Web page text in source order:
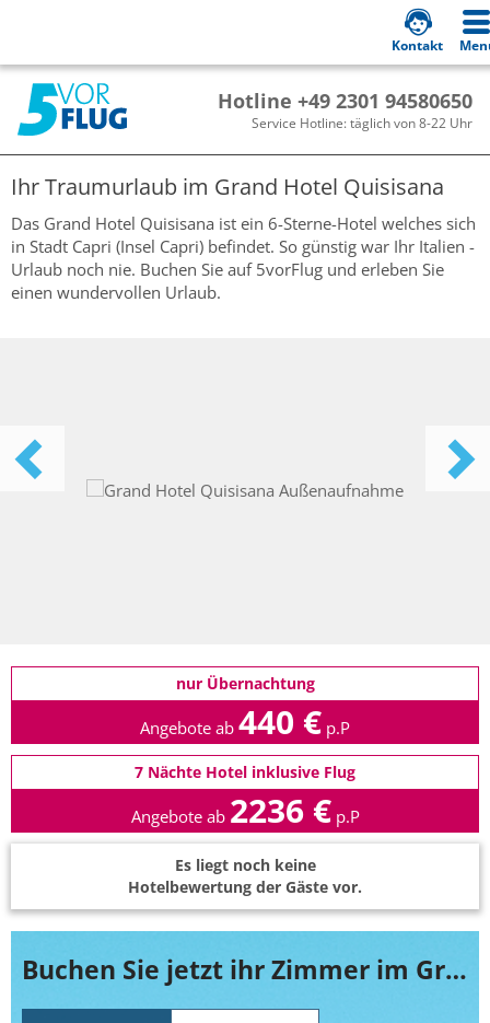
Hotline +49 2301 94580650
Service Hotline: täglich von 8-22 Uhr
Kontakt
Ihr Traumurlaub im Grand Hotel Quisisana
Das Grand Hotel Quisisana ist ein 6-Sterne-Hotel welches sich
in Stadt Capri (Insel Capri) befindet. So günstig war Ihr Italien -
Urlaub noch nie. Buchen Sie auf 5vorFlug und erleben Sie
einen wundervollen Urlaub.
nur Übernachtung
Angebote ab 440 € p.P
7 Nächte Hotel inklusive Flug
Angebote ab 2236 € p.P
Es liegt noch keine
Hotelbewertung der Gäste vor.
Buchen Sie jetzt ihr Zimmer im Grand Hotel Quisisana